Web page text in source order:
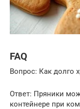
FAQ
Вопрос: Как долго
Ответ: Пряники
контейнере при